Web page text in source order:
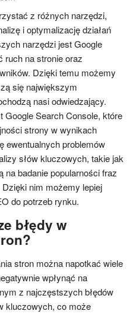
z różnych narzędzi,
i optymalizację działań
narzędzi jest Google
ruch na stronie oraz
Dzięki temu możemy
się największym
nasi odwiedzający.
Search Console, które
strony w wynikach
ewentualnych problemów
słów kluczowych, takie jak
badanie popularności fraz
nim możemy lepiej
do potrzeb rynku.
błędy w
stron można napotkać wiele
wpłynąć na
z najczęstszych błędów
kluczowych, co może